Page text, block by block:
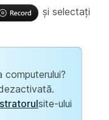
și selectați
site-ului